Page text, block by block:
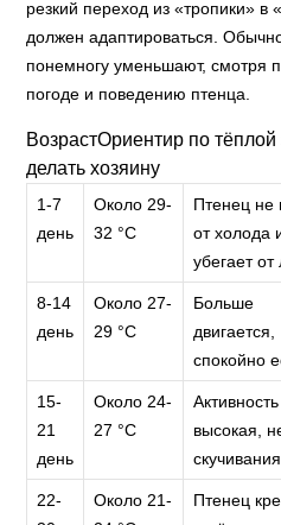
резкий переход из «тропики»
должен адаптироваться.
понемногу уменьшают, смотря
погоде и поведению птенца.
ВозрастОриентир по
делать хозяину
1-7
день
Около 29-
32 °C
Птенец не
от холода
убегает
8-14
день
Около 27-
29 °C
Больше
двигается,
спокойно
15-
21
день
Около 24-
27 °C
Активность
высокая,
скучивания
22-
Около 21-
Птенец